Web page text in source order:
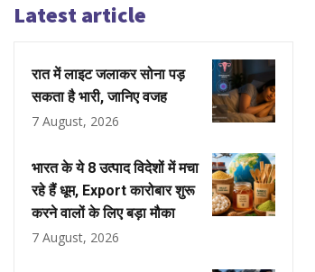
Latest article
रात में लाइट जलाकर सोना पड़
सकता है भारी, जानिए वजह
7 August, 2026
भारत के ये 8 उत्पाद विदेशों में मचा
रहे हैं धूम, Export कारोबार शुरू
करने वालों के लिए बड़ा मौका
7 August, 2026